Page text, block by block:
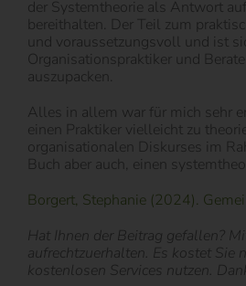
der Systemtheorie als Antwort
bereithalten. Der Teil zum
und voraussetzungsvoll und ist
Organisationspraktiker und
auszupacken.
Alles in allem war für mich sehr
einen Praktiker vielleicht zu
organisationalen Diskurses im
Buch aber auch, einen
Borgert, Stephanie (2024).
Hat Ihnen der Beitrag gefallen?
aufrechtzuerhalten. Es kostet
kostenlosen Services nutzen.